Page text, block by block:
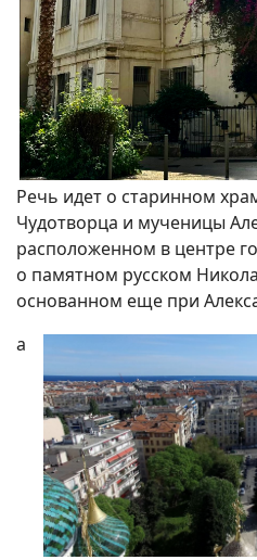
Речь идет о старинном
Чудотворца и мученицы
расположенном в центре
о памятном русском
основанном еще при
а